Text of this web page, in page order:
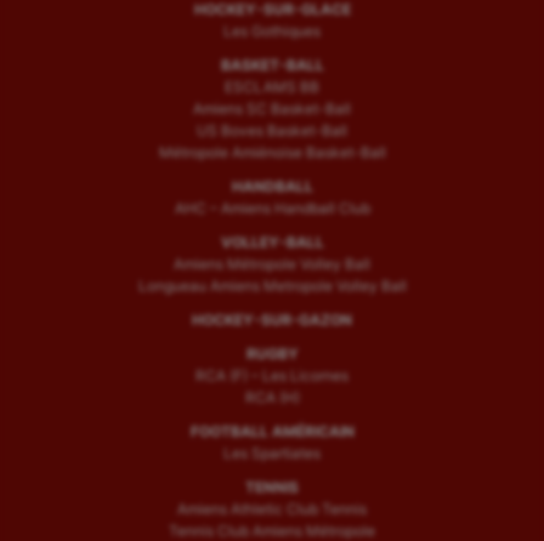
HOCKEY-SUR-GLACE
Les Gothiques
BASKET-BALL
ESCLAMS BB
Amiens SC Basket-Ball
US Boves Basket-Ball
Métropole Amiénoise Basket-Ball
HANDBALL
AHC – Amiens Handball Club
VOLLEY-BALL
Amiens Métropole Volley Ball
Longueau Amiens Metropole Volley Ball
HOCKEY-SUR-GAZON
RUGBY
RCA (F) – Les Licornes
RCA (H)
FOOTBALL AMÉRICAIN
Les Spartiates
TENNIS
Amiens Athletic Club Tennis
Tennis Club Amiens Métropole